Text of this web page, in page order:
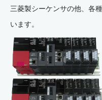
三菱製シーケンサの他、各
います。